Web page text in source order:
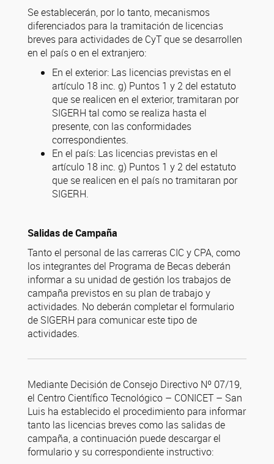
Se establecerán, por lo tanto, mecanismos
diferenciados para la tramitación de licencias
breves para actividades de CyT que se desarrollen
en el país o en el extranjero:
En el exterior: Las licencias previstas en el
artículo 18 inc. g) Puntos 1 y 2 del estatuto
que se realicen en el exterior, tramitaran por
SIGERH tal como se realiza hasta el
presente, con las conformidades
correspondientes.
En el país: Las licencias previstas en el
artículo 18 inc. g) Puntos 1 y 2 del estatuto
que se realicen en el país no tramitaran por
SIGERH.
Salidas de Campaña
Tanto el personal de las carreras CIC y CPA, como
los integrantes del Programa de Becas deberán
informar a su unidad de gestión los trabajos de
campaña previstos en su plan de trabajo y
actividades. No deberán completar el formulario
de SIGERH para comunicar este tipo de
actividades.
Mediante Decisión de Consejo Directivo Nº 07/19,
el Centro Científico Tecnológico – CONICET – San
Luis ha establecido el procedimiento para informar
tanto las licencias breves como las salidas de
campaña, a continuación puede descargar el
formulario y su correspondiente instructivo: